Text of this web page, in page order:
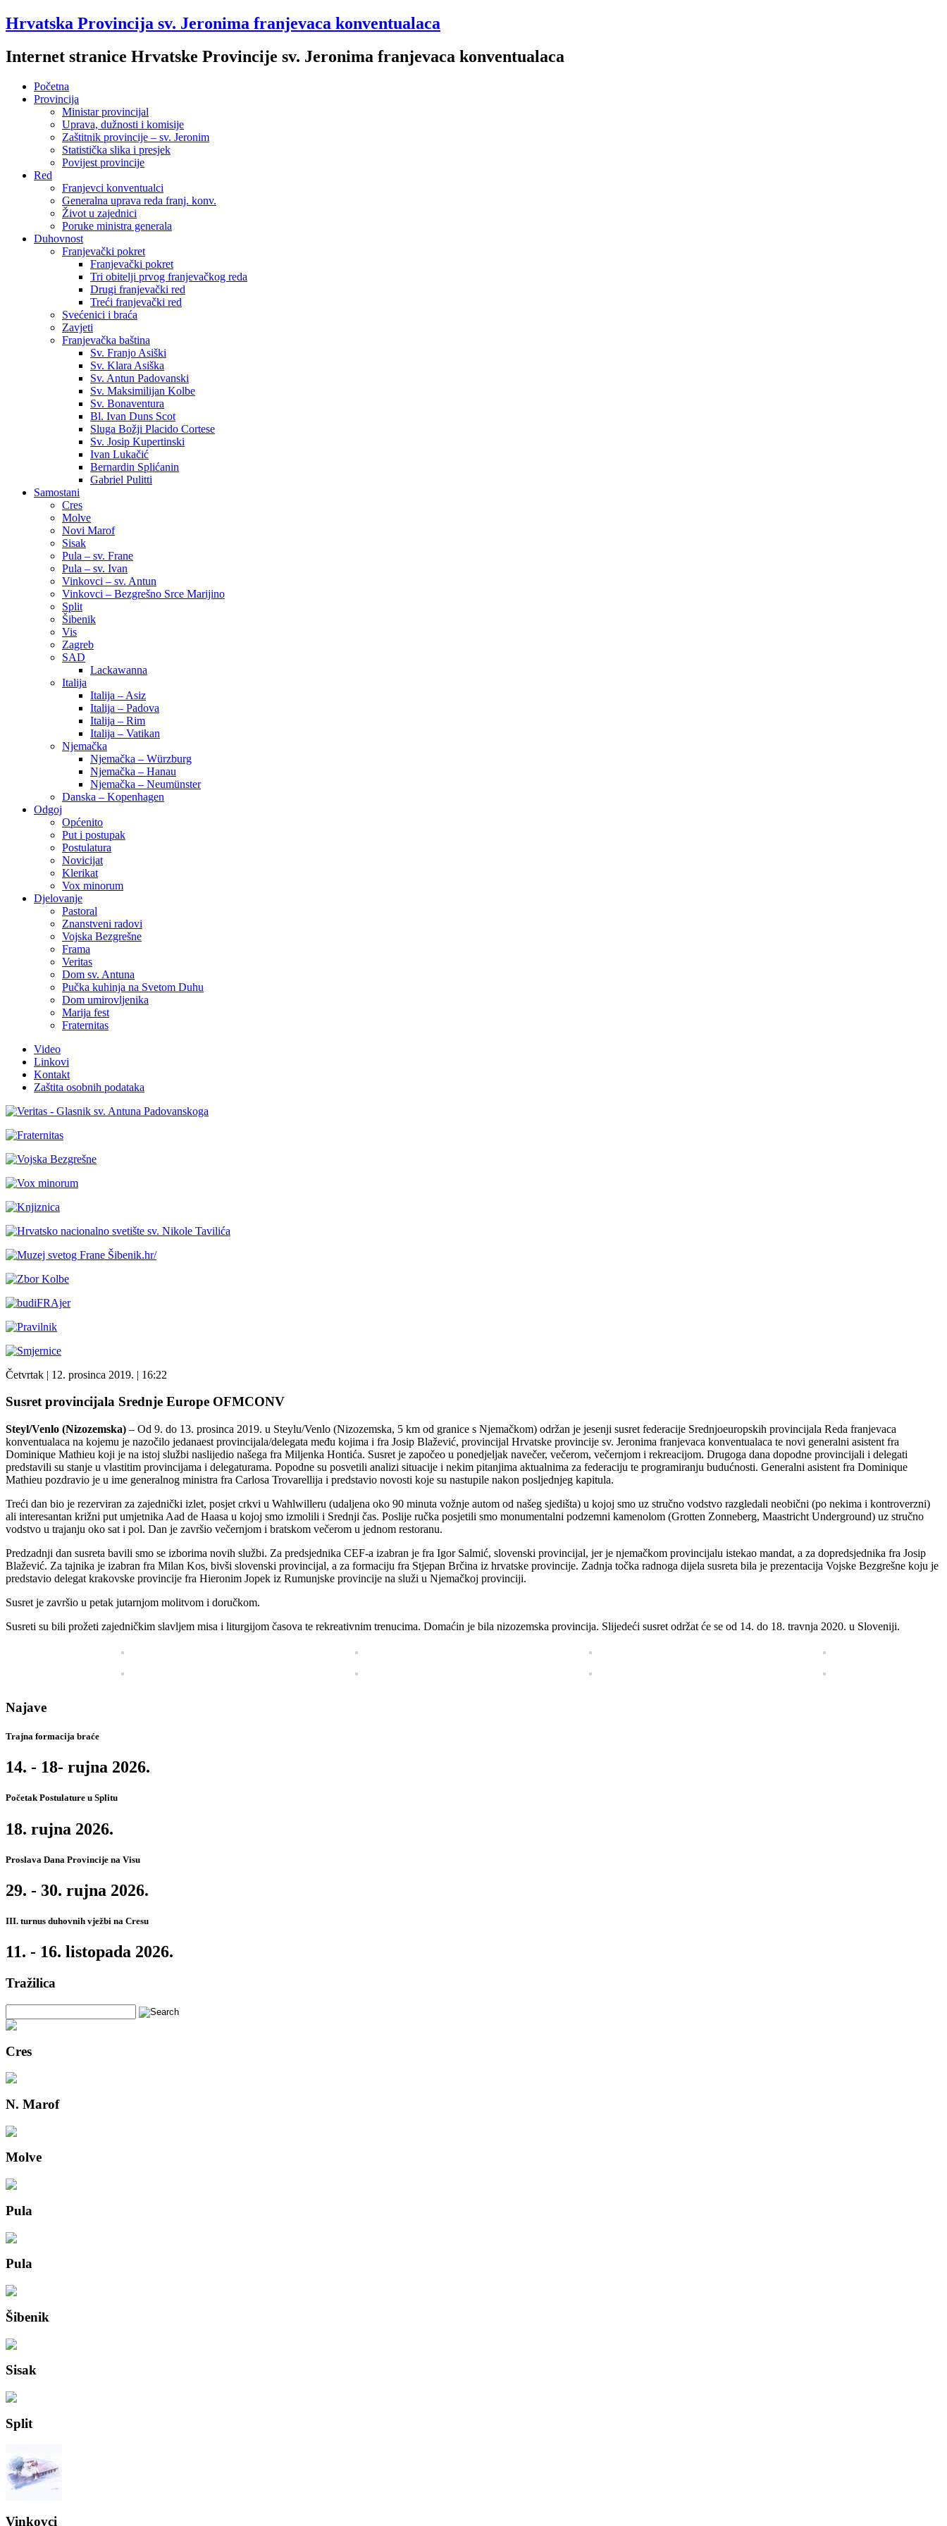
Hrvatska Provincija sv. Jeronima franjevaca konventualaca
Internet stranice Hrvatske Provincije sv. Jeronima franjevaca konventualaca
Početna
Provincija
Ministar provincijal
Uprava, dužnosti i komisije
Zaštitnik provincije – sv. Jeronim
Statistička slika i presjek
Povijest provincije
Red
Franjevci konventualci
Generalna uprava reda franj. konv.
Život u zajednici
Poruke ministra generala
Duhovnost
Franjevački pokret
Franjevački pokret
Tri obitelji prvog franjevačkog reda
Drugi franjevački red
Treći franjevački red
Svećenici i braća
Zavjeti
Franjevačka baština
Sv. Franjo Asiški
Sv. Klara Asiška
Sv. Antun Padovanski
Sv. Maksimilijan Kolbe
Sv. Bonaventura
Bl. Ivan Duns Scot
Sluga Božji Placido Cortese
Sv. Josip Kupertinski
Ivan Lukačić
Bernardin Splićanin
Gabriel Pulitti
Samostani
Cres
Molve
Novi Marof
Sisak
Pula – sv. Frane
Pula – sv. Ivan
Vinkovci – sv. Antun
Vinkovci – Bezgrešno Srce Marijino
Split
Šibenik
Vis
Zagreb
SAD
Lackawanna
Italija
Italija – Asiz
Italija – Padova
Italija – Rim
Italija – Vatikan
Njemačka
Njemačka – Würzburg
Njemačka – Hanau
Njemačka – Neumünster
Danska – Kopenhagen
Odgoj
Općenito
Put i postupak
Postulatura
Novicijat
Klerikat
Vox minorum
Djelovanje
Pastoral
Znanstveni radovi
Vojska Bezgrešne
Frama
Veritas
Dom sv. Antuna
Pučka kuhinja na Svetom Duhu
Dom umirovljenika
Marija fest
Fraternitas
Video
Linkovi
Kontakt
Zaštita osobnih podataka
Četvrtak | 12. prosinca 2019. | 16:22
Susret provincijala Srednje Europe OFMCONV
Steyl/Venlo (Nizozemska) – Od 9. do 13. prosinca 2019. u Steylu/Venlo (Nizozemska, 5 km od granice s Njemačkom) održan je jesenji susret federacije Srednjoeuropskih provincijala Reda franjevaca
konventualaca na kojemu je nazočilo jedanaest provincijala/delegata među kojima i fra Josip Blažević, provincijal Hrvatske provincije sv. Jeronima franjevaca konventualaca te novi generalni asistent fra
Dominique Mathieu koji je na istoj službi naslijedio našega fra Miljenka Hontića. Susret je započeo u ponedjeljak navečer, večerom, večernjom i rekreacijom. Drugoga dana dopodne provincijali i delegati
predstavili su stanje u vlastitim provincijama i delegaturama. Popodne su posvetili analizi situacije i nekim pitanjima aktualnima za federaciju te programiranju budućnosti. Generalni asistent fra Dominique
Mathieu pozdravio je u ime generalnog ministra fra Carlosa Trovarellija i predstavio novosti koje su nastupile nakon posljednjeg kapitula.
Treći dan bio je rezerviran za zajednički izlet, posjet crkvi u Wahlwilleru (udaljena oko 90 minuta vožnje autom od našeg sjedišta) u kojoj smo uz stručno vodstvo razgledali neobični (po nekima i kontroverzni)
ali interesantan križni put umjetnika Aad de Haasa u kojoj smo izmolili i Srednji čas. Poslije ručka posjetili smo monumentalni podzemni kamenolom (Grotten Zonneberg, Maastricht Underground) uz stručno
vodstvo u trajanju oko sat i pol. Dan je završio večernjom i bratskom večerom u jednom restoranu.
Predzadnji dan susreta bavili smo se izborima novih službi. Za predsjednika CEF-a izabran je fra Igor Salmić, slovenski provincijal, jer je njemačkom provincijalu istekao mandat, a za dopredsjednika fra Josip
Blažević. Za tajnika je izabran fra Milan Kos, bivši slovenski provincijal, a za formaciju fra Stjepan Brčina iz hrvatske provincije. Zadnja točka radnoga dijela susreta bila je prezentacija Vojske Bezgrešne koju je
predstavio delegat krakovske provincije fra Hieronim Jopek iz Rumunjske provincije na služi u Njemačkoj provinciji.
Susret je završio u petak jutarnjom molitvom i doručkom.
Susreti su bili prožeti zajedničkim slavljem misa i liturgijom časova te rekreativnim trenucima. Domaćin je bila nizozemska provincija. Slijedeći susret održat će se od 14. do 18. travnja 2020. u Sloveniji.
Najave
Trajna formacija braće
14. - 18- rujna 2026.
Početak Postulature u Splitu
18. rujna 2026.
Proslava Dana Provincije na Visu
29. - 30. rujna 2026.
III. turnus duhovnih vježbi na Cresu
11. - 16. listopada 2026.
Tražilica
Cres
N. Marof
Molve
Pula
Pula
Šibenik
Sisak
Split
Vinkovci